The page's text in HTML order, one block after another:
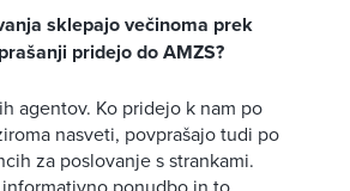
sklepajo večinoma prek
pridejo do AMZS?
agentov. Ko pridejo k nam po
nasveti, povprašajo tudi po
za poslovanje s strankami.